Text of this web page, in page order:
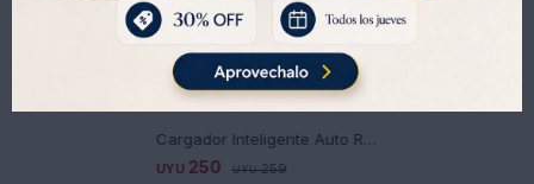
UYU 250 UYU 259